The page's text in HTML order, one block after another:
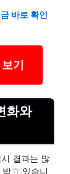
바로 확인
기
화와
결과는 많
고 있습니